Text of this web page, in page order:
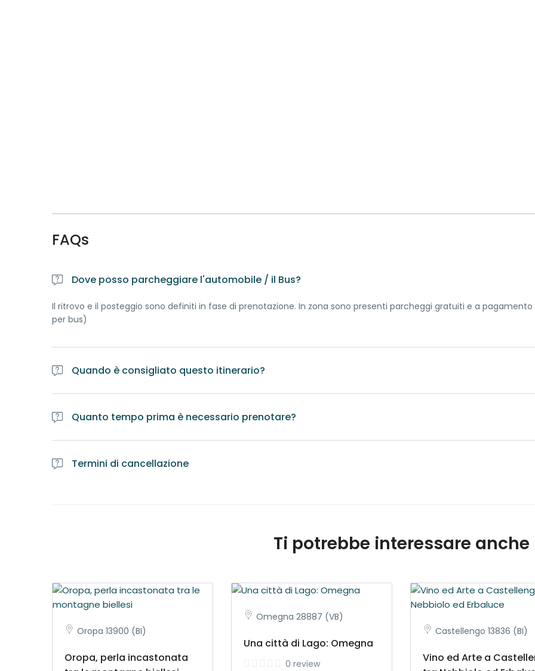
FAQs
Dove posso parcheggiare l'automobile / il Bus?
Il ritrovo e il posteggio sono definiti in fase di prenotazione. In zona sono presenti parcheggi gratuiti e a
per bus)
Quando è consigliato questo itinerario?
L'itinerario al Passo del Sempione si esegue preferibilmente tra giugno e settembre.
Quanto tempo prima è necessario prenotare?
E' obbligatorio prenotare l'itinerario almeno 2 settimane prima della data fissata. E' comunque preferibile
Guide per accertarsi della disponibilità di professionisti e servizi
Termini di cancellazione
Ti potrebbe interessare anche
Oropa 13900 (BI)
Oropa, perla incastonata
Omegna 28887 (VB)
Una città di Lago: Omegna
0 review
Castellengo 13836 (BI)
Vino ed Arte a